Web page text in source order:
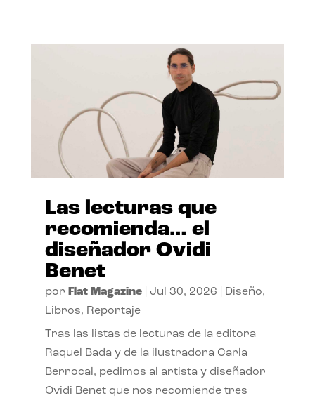
Las lecturas que
recomienda… el
diseñador Ovidi
Benet
por Flat Magazine| Jul 30, 2026 Diseño,
Libros, Reportaje
Tras las listas de lecturas de la editora
Raquel Bada y de la ilustradora Carla
Berrocal, pedimos al artista y diseñador
Ovidi Benet que nos recomiende tres